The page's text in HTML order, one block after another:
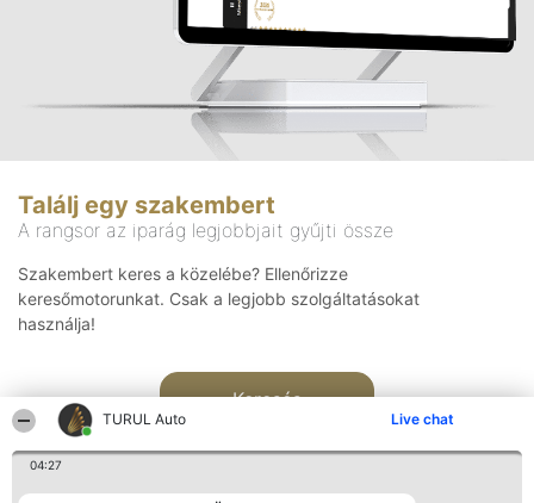
TURUL Auto Live chat
04:27
Találj egy szakembert
A rangsor az iparág legjobbjait gyűjti össze
Szakembert keres a közelébe? Ellenőrizze
keresőmotorunkat. Csak a legjobb szolgáltatásokat
használja!
Keresés